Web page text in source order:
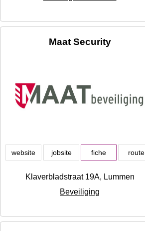
Maat Security
website jobsite fiche route
Klaverbladstraat 19A, Lummen
Beveiliging